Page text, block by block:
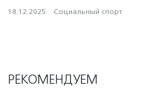
18.12.2025 · Социальный спорт
РЕКОМЕНДУЕМ